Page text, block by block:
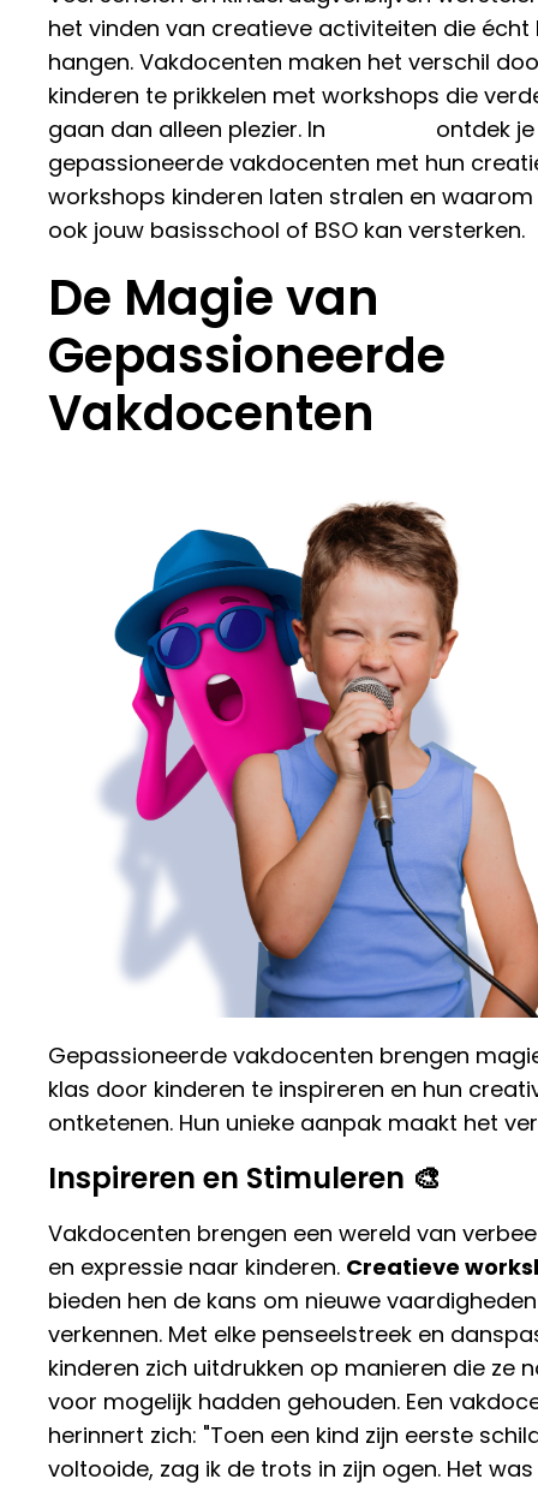
het vinden van creatieve activiteiten die écht
hangen. Vakdocenten maken het verschil
kinderen te prikkelen met workshops die
gaan dan alleen plezier. In
ontdek
gepassioneerde vakdocenten met hun
workshops kinderen laten stralen en
ook jouw basisschool of BSO kan versterken.
De Magie van
Gepassioneerde
Vakdocenten
Gepassioneerde vakdocenten brengen
klas door kinderen te inspireren en hun
ontketenen. Hun unieke aanpak maakt het
Inspireren en Stimuleren 🎨
Vakdocenten brengen een wereld van
en expressie naar kinderen. Creatieve
bieden hen de kans om nieuwe
verkennen. Met elke penseelstreek en
kinderen zich uitdrukken op manieren die ze
voor mogelijk hadden gehouden. Een
herinnert zich: "Toen een kind zijn eerste
voltooide, zag ik de trots in zijn ogen. Het